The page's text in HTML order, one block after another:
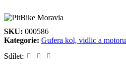
SKU: 000586
Kategorie: Gufera kol, vidlic a motoru
Sdílet: